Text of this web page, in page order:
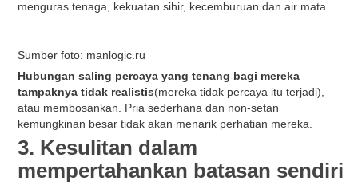
menguras tenaga, kekuatan sihir, kecemburuan dan air mata.
Sumber foto: manlogic.ru
Hubungan saling percaya yang tenang bagi mereka
tampaknya tidak realistis(mereka tidak percaya itu terjadi),
atau membosankan. Pria sederhana dan non-setan
kemungkinan besar tidak akan menarik perhatian mereka.
3. Kesulitan dalam
mempertahankan batasan sendiri